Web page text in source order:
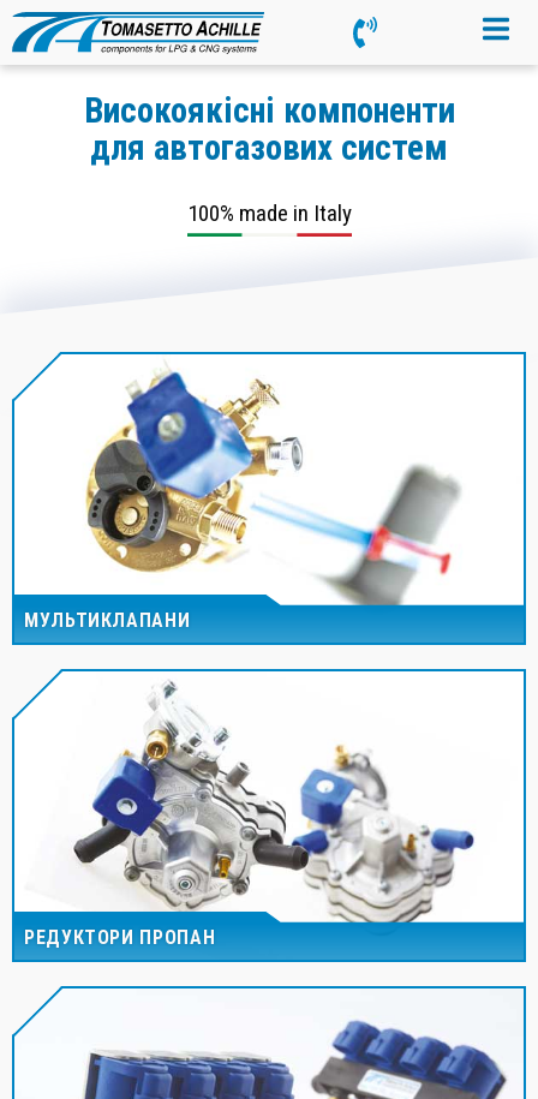
Високоякісні компоненти
для автогазових систем
100% made in Italy
МУЛЬТИКЛАПАНИ
РЕДУКТОРИ ПРОПАН